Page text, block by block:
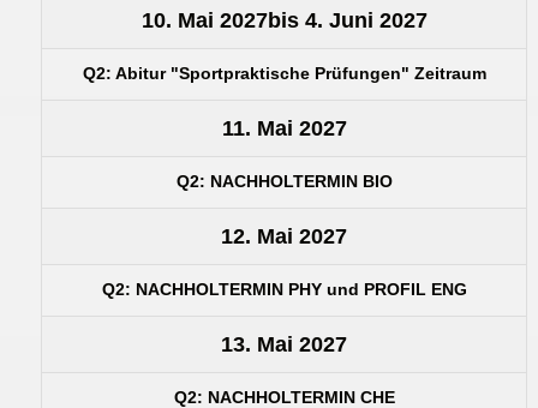
10. Mai 2027bis 4. Juni 2027
Q2: Abitur "Sportpraktische Prüfungen" Zeitraum
11. Mai 2027
Q2: NACHHOLTERMIN BIO
12. Mai 2027
Q2: NACHHOLTERMIN PHY und PROFIL ENG
13. Mai 2027
Q2: NACHHOLTERMIN CHE